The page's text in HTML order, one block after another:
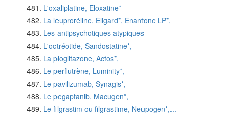
L'oxaliplatine, Eloxatine*
La leuproréline, Eligard*, Enantone LP*,
Les antipsychotiques atypiques
L'octréotide, Sandostatine*,
La pioglitazone, Actos*,
Le perflutrène, Luminity*,
Le pavilizumab, Synagis*,
Le pegaptanib, Macugen*,
Le filgrastim ou filgrastime, Neupogen*,...